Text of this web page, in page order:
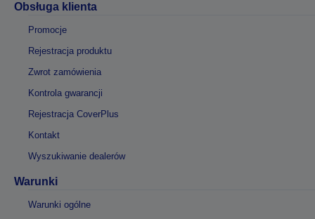
Obsługa klienta
Promocje
Rejestracja produktu
Zwrot zamówienia
Kontrola gwarancji
Rejestracja CoverPlus
Kontakt
Wyszukiwanie dealerów
Warunki
Warunki ogólne